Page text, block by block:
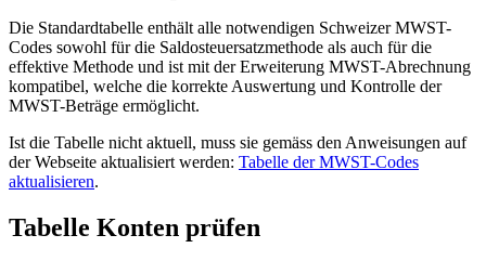
Die Standardtabelle enthält alle notwendigen Schweizer MWST-
Codes sowohl für die Saldosteuersatzmethode als auch für die
effektive Methode und ist mit der Erweiterung MWST-Abrechnung
kompatibel, welche die korrekte Auswertung und Kontrolle der
MWST-Beträge ermöglicht.
Ist die Tabelle nicht aktuell, muss sie gemäss den Anweisungen auf
der Webseite aktualisiert werden: Tabelle der MWST-Codes
aktualisieren.
Tabelle Konten prüfen